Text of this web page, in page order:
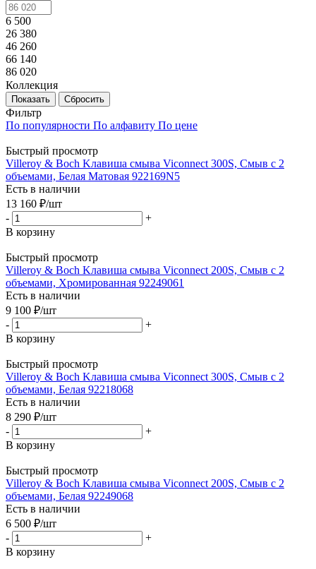
6 500
26 380
46 260
66 140
86 020
Коллекция
Показать Сбросить
Фильтр
По популярности По алфавиту По цене
Быстрый просмотр
Villeroy & Boch Kлавиша смыва Viconnect 300S, Смыв с 2
объемами, Белая Матовая 922169N5
Есть в наличии
13 160 ₽/шт
-
+
В корзину
Быстрый просмотр
Villeroy & Boch Kлавиша смыва Viconnect 200S, Смыв с 2
объемами, Хромированная 92249061
Есть в наличии
9 100 ₽/шт
-
+
В корзину
Быстрый просмотр
Villeroy & Boch Kлавиша смыва Viconnect 300S, Смыв с 2
объемами, Белая 92218068
Есть в наличии
8 290 ₽/шт
-
+
В корзину
Быстрый просмотр
Villeroy & Boch Kлавиша смыва Viconnect 200S, Смыв с 2
объемами, Белая 92249068
Есть в наличии
6 500 ₽/шт
-
+
В корзину